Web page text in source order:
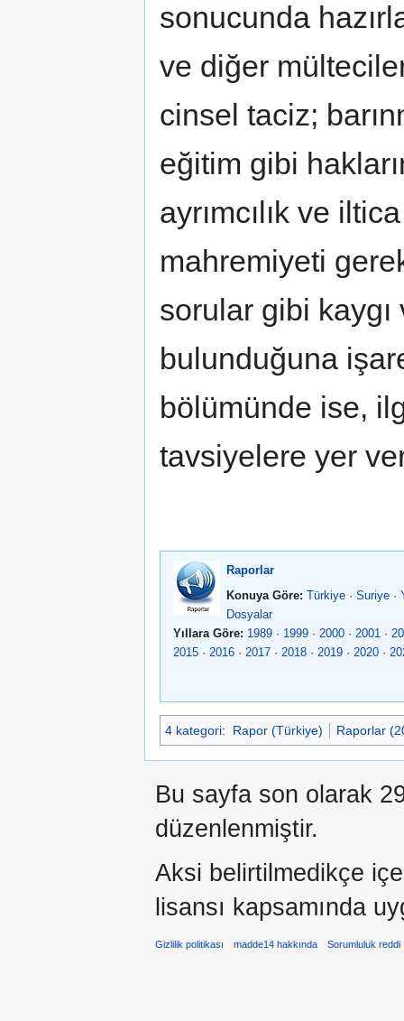
sonucunda
ve diğer
cinsel taciz;
eğitim gibi
ayrımcılık ve
mahremiyeti
sorular gibi
bulunduğuna
bölümünde ise,
tavsiyelere yer
Raporlar
Konuya Göre: Türkiye· Suriye·
Dosyalar
Yıllara Göre: 1989 · 1999 · 2000 · 2001 ·
2015 · 2016 · 2017 · 2018 · 2019 · 2020 ·
4 kategori: Rapor (Türkiye) Raporlar
Bu sayfa son olarak
düzenlenmiştir.
Aksi belirtilmedikçe
lisansı kapsamında
Gizlilik politikası madde14 hakkında Sorumluluk reddi